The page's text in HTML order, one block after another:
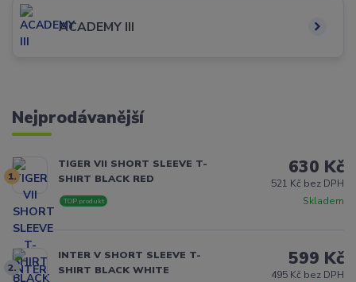
ACADEMY III
Nejprodávanější
1.
TIGER VII SHORT SLEEVE T-
SHIRT BLACK RED
Skladem
TOP produkt
630 Kč
521 Kč bez DPH
2.
INTER V SHORT SLEEVE T-
SHIRT BLACK WHITE
599 Kč
495 Kč bez DPH